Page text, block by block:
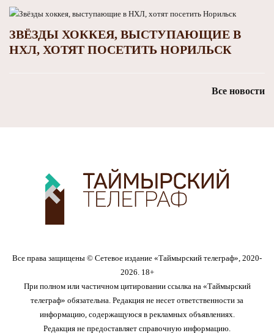
ЗВЁЗДЫ ХОККЕЯ, ВЫСТУПАЮЩИЕ В
НХЛ, ХОТЯТ ПОСЕТИТЬ НОРИЛЬСК
Все новости
Все права защищены © Сетевое издание «Таймырский телеграф», 2020-
2026. 18+
При полном или частичном цитировании ссылка на «Таймырский
телеграф» обязательна. Редакция не несет ответственности за
информацию, содержащуюся в рекламных объявлениях.
Редакция не предоставляет справочную информацию.